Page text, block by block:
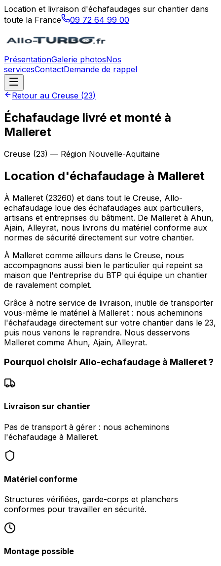
Location et livraison d'échafaudages sur chantier dans
toute la France
09 72 64 99 00
PrésentationGalerie photosNos
servicesContactDemande de rappel
Retour au Creuse (23)
Échafaudage livré et monté à
Malleret
Creuse (23) — Région Nouvelle-Aquitaine
Location d'échafaudage à Malleret
À Malleret (23260) et dans tout le Creuse, Allo-
echafaudage loue des échafaudages aux particuliers,
artisans et entreprises du bâtiment. De Malleret à Ahun,
Ajain, Alleyrat, nous livrons du matériel conforme aux
normes de sécurité directement sur votre chantier.
À Malleret comme ailleurs dans le Creuse, nous
accompagnons aussi bien le particulier qui repeint sa
maison que l'entreprise du BTP qui équipe un chantier
de ravalement complet.
Grâce à notre service de livraison, inutile de transporter
vous-même le matériel à Malleret : nous acheminons
l'échafaudage directement sur votre chantier dans le 23,
puis nous venons le reprendre. Nous desservons
Malleret comme Ahun, Ajain, Alleyrat.
Pourquoi choisir Allo-echafaudage à Malleret?
Livraison sur chantier
Pas de transport à gérer : nous acheminons
l'échafaudage à Malleret.
Matériel conforme
Structures vérifiées, garde-corps et planchers
conformes pour travailler en sécurité.
Montage possible